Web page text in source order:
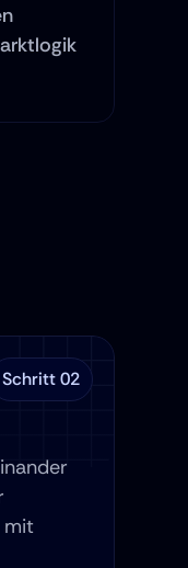
mit
Schritt 02